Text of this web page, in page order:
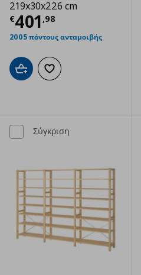
219x30x226 cm
€401 ,98
Τρέχουσα τιμή
2005 πόντους ανταμοιβής
Προσθήκη στο καλάθι
Προσθήκη στα αγαπημένα
Σύγκριση